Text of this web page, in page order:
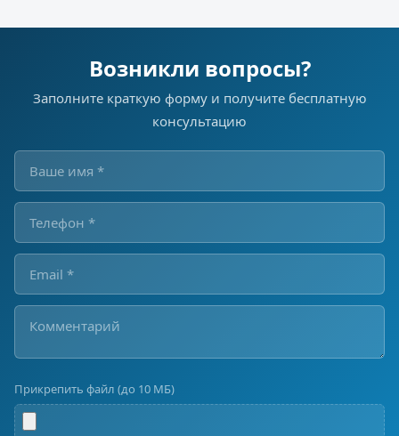
Возникли вопросы?
Заполните краткую форму и получите бесплатную
консультацию
Прикрепить файл (до 10 МБ)